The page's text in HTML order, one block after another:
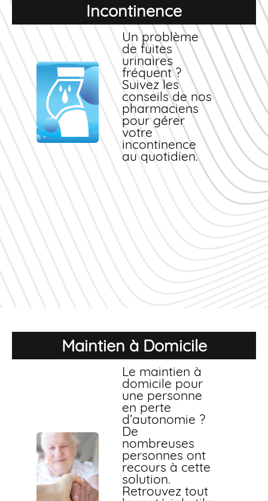
Incontinence
Un problème
de fuites
urinaires
fréquent ?
Suivez les
conseils de nos
pharmaciens
pour gérer
votre
incontinence
au quotidien.
Maintien à Domicile
Le maintien à
domicile pour
une personne
en perte
d’autonomie ?
De
nombreuses
personnes ont
recours à cette
solution.
Retrouvez tout